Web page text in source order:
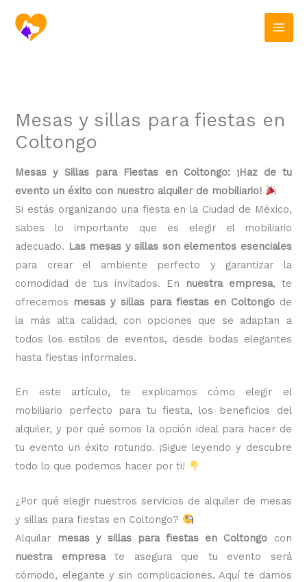
contenido
Mesas y sillas para fiestas en
Coltongo
Mesas y Sillas para Fiestas en Coltongo: ¡Haz de tu
evento un éxito con nuestro alquiler de mobiliario!
Si estás organizando una fiesta en la Ciudad de México,
sabes lo importante que es elegir el mobiliario
adecuado. Las mesas y sillas son elementos esenciales
para crear el ambiente perfecto y garantizar la
comodidad de tus invitados. En
nuestra empresa, te
ofrecemos mesas y sillas para fiestas en Coltongode
la más alta calidad, con opciones que se adaptan a
todos los estilos de eventos, desde bodas elegantes
hasta fiestas informales.
En este artículo, te explicamos cómo elegir el
mobiliario perfecto para tu fiesta, los beneficios del
alquiler, y por qué somos la opción ideal para hacer de
tu evento un éxito rotundo. ¡Sigue leyendo y descubre
todo lo que podemos hacer por ti!
¿Por qué elegir nuestros servicios de alquiler de mesas
y sillas para fiestas en Coltongo?
Alquilar
mesas y sillas para fiestas en Coltongo con
nuestra empresate asegura que tu evento será
cómodo, elegante y sin complicaciones. Aquí te damos